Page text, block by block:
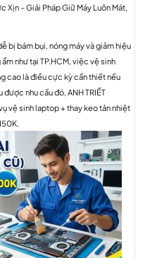
Xịn – Giải Pháp Giữ Máy Luôn Mát,
bị bám bụi, nóng máy và giảm hiệu
như tại TP.HCM, việc vệ sinh
cao là điều cực kỳ cần thiết nếu
nhu cầu đó, ANH TRIẾT
vệ sinh laptop + thay keo tản nhiệt